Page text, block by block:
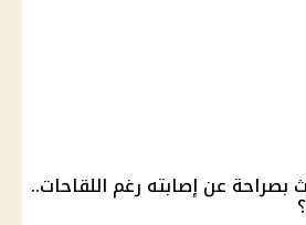
عن إصابته رغم اللقاحات..